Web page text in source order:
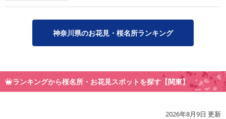
神奈川県のお花見・桜名所ランキング
ランキングから桜名所・お花見スポットを探す【関東】
2026年8月9日 更新